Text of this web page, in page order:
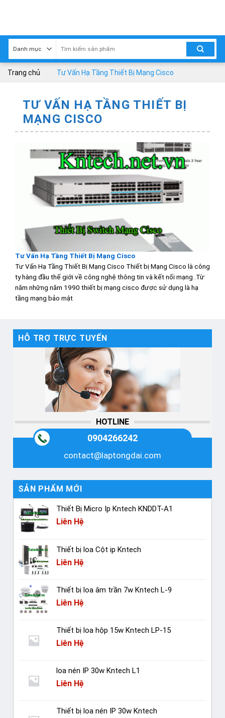
Trang chủ Tư Vấn Hạ Tầng Thiết Bị Mạng Cisco
HỖ TRỢ TRỰC TUYẾN
HOTLINE
0904266242
contact@laptongdai.com
SẢN PHẨM MỚI
Thiết Bị Micro Ip Kntech KNDDT-A1
Liên Hệ
Thiết bị loa Cột ip Kntech
Liên Hệ
Thiết bị loa âm trần 7w Kntech L-9
Liên Hệ
Thiết bị loa hộp 15w Kntech LP-15
Liên Hệ
loa nén IP 30w Kntech L1
Liên Hệ
Thiết bị loa nén IP 30w Kntech
TƯ VẤN HẠ TẦNG THIẾT BỊ
MẠNG CISCO
Tư Vấn Hạ Tầng Thiết Bị Mạng Cisco
Tư Vấn Hạ Tầng Thiết Bị Mạng Cisco Thiết bị Mạng Cisco là công
ty hàng đầu thế giới về công nghệ thông tin và kết nối mạng .Từ
năm những năm 1990 thiết bị mạng cisco được sử dụng là hạ
tầng mạng bảo mật